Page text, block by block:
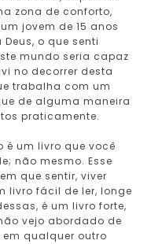
zona de conforto,
jovem de 15 anos
o que senti
mundo seria capaz
no decorrer desta
trabalha com um
de alguma maneira
praticamente.
é um livro que você
não mesmo. Esse
que sentir, viver
livro fácil de ler, longe
é um livro forte,
vejo abordado de
qualquer outro